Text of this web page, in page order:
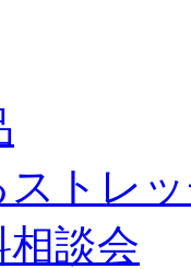
ストレ
談会